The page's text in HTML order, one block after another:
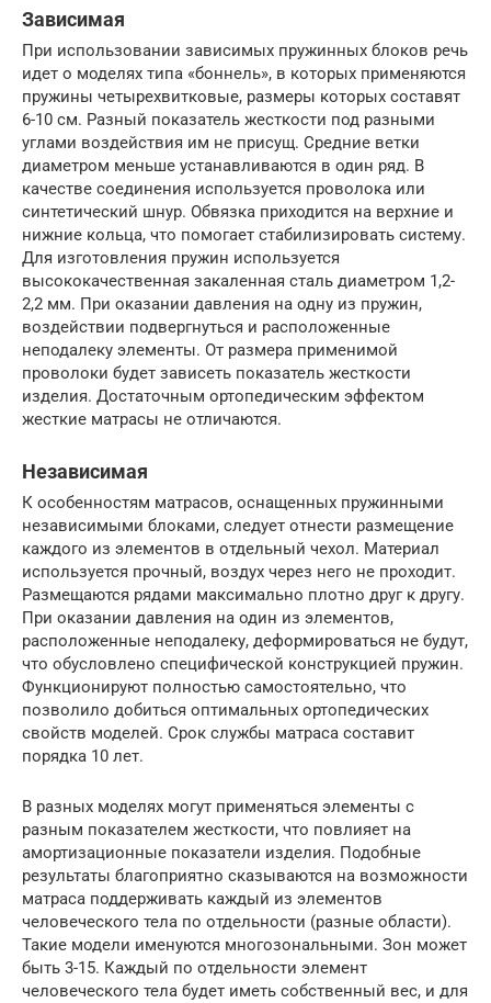
Зависимая
При использовании зависимых пружинных блоков речь
идет о моделях типа «боннель», в которых применяются
пружины четырехвитковые, размеры которых составят
6-10 см. Разный показатель жесткости под разными
углами воздействия им не присущ. Средние ветки
диаметром меньше устанавливаются в один ряд. В
качестве соединения используется проволока или
синтетический шнур. Обвязка приходится на верхние и
нижние кольца, что помогает стабилизировать систему.
Для изготовления пружин используется
высококачественная закаленная сталь диаметром 1,2-
2,2 мм. При оказании давления на одну из пружин,
воздействии подвергнуться и расположенные
неподалеку элементы. От размера применимой
проволоки будет зависеть показатель жесткости
изделия. Достаточным ортопедическим эффектом
жесткие матрасы не отличаются.
Независимая
К особенностям матрасов, оснащенных пружинными
независимыми блоками, следует отнести размещение
каждого из элементов в отдельный чехол. Материал
используется прочный, воздух через него не проходит.
Размещаются рядами максимально плотно друг к другу.
При оказании давления на один из элементов,
расположенные неподалеку, деформироваться не будут,
что обусловлено специфической конструкцией пружин.
Функционируют полностью самостоятельно, что
позволило добиться оптимальных ортопедических
свойств моделей. Срок службы матраса составит
порядка 10 лет.
В разных моделях могут применяться элементы с
разным показателем жесткости, что повлияет на
амортизационные показатели изделия. Подобные
результаты благоприятно сказываются на возможности
матраса поддерживать каждый из элементов
человеческого тела по отдельности (разные области).
Такие модели именуются многозональными. Зон может
быть 3-15. Каждый по отдельности элемент
человеческого тела будет иметь собственный вес, и для